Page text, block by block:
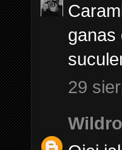
ganas
29